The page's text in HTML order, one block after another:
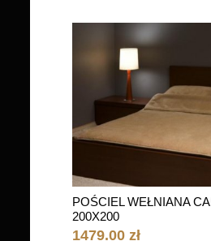
POŚCIEL WEŁNIANA
200X200
1479.00 zł